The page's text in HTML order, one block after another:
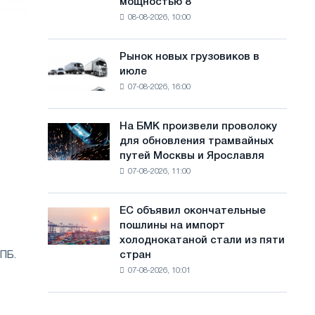
й
фотоэлектрическую
МВт
целей
обезуглероживания
мощностью 8
08-08-2026, 10:00
Рынок
новых
грузовиков
Рынок новых грузовиков в
июле
07-08-2026, 16:00
На
БМК
произвели
трамвайных
путей
На БМК произвели проволоку
для обновления трамвайных
путей Москвы и Ярославля
07-08-2026, 11:00
объявил
окончательные
ЕС объявил окончательные
пошлины на импорт
холоднокатаной стали из пяти
стран
07-08-2026, 10:01